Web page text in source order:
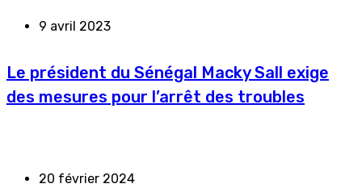
9 avril 2023
Le président du Sénégal Macky Sall exige
des mesures pour l’arrêt des troubles
20 février 2024